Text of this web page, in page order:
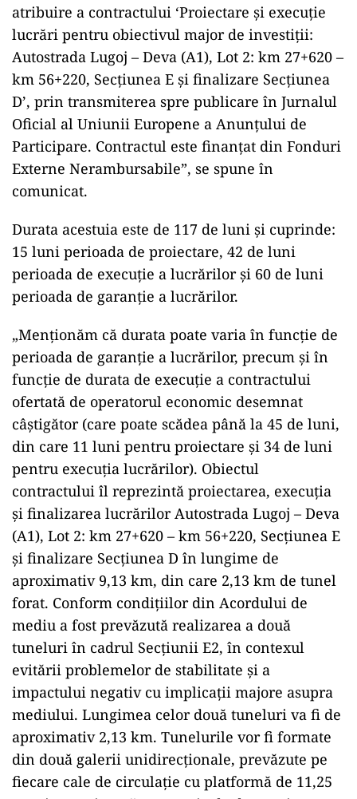
atribuire a contractului ‘Proiectare şi execuţie
lucrări pentru obiectivul major de investiţii:
Autostrada Lugoj – Deva (A1), Lot 2: km 27+620 –
km 56+220, Secţiunea E şi finalizare Secţiunea
D’, prin transmiterea spre publicare în Jurnalul
Oficial al Uniunii Europene a Anunţului de
Participare. Contractul este finanţat din Fonduri
Externe Nerambursabile”, se spune în
comunicat.
Durata acestuia este de 117 de luni şi cuprinde:
15 luni perioada de proiectare, 42 de luni
perioada de execuţie a lucrărilor şi 60 de luni
perioada de garanţie a lucrărilor.
„Menţionăm că durata poate varia în funcţie de
perioada de garanţie a lucrărilor, precum şi în
funcţie de durata de execuţie a contractului
ofertată de operatorul economic desemnat
câştigător (care poate scădea până la 45 de luni,
din care 11 luni pentru proiectare şi 34 de luni
pentru execuţia lucrărilor). Obiectul
contractului îl reprezintă proiectarea, execuţia
şi finalizarea lucrărilor Autostrada Lugoj – Deva
(A1), Lot 2: km 27+620 – km 56+220, Secţiunea E
şi finalizare Secţiunea D în lungime de
aproximativ 9,13 km, din care 2,13 km de tunel
forat. Conform condiţiilor din Acordului de
mediu a fost prevăzută realizarea a două
tuneluri în cadrul Secţiunii E2, în contexul
evitării problemelor de stabilitate şi a
impactului negativ cu implicaţii majore asupra
mediului. Lungimea celor două tuneluri va fi de
aproximativ 2,13 km. Tunelurile vor fi formate
din două galerii unidirecţionale, prevăzute pe
fiecare cale de circulaţie cu platformă de 11,25